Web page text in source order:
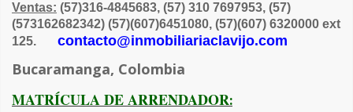
Ventas: (57)316-4845683, (57) 310 7697953, (57)
(573162682342) (57)(607)6451080, (57)(607) 6320000 ext
125.
contacto@inmobiliariaclavijo.com
Bucaramanga, Colombia
MATRÍCULA DE ARRENDADOR: